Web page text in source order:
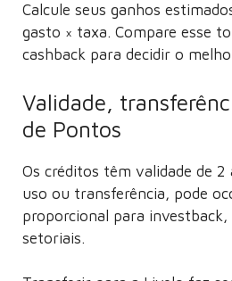
Calcule seus ganhos
gasto × taxa. Compare esse
cashback para decidir o
Validade,
de Pontos
Os créditos têm validade de 2
uso ou transferência, pode
proporcional para investback,
setoriais.